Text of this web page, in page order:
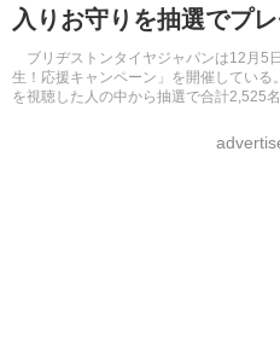
自由研究教材（小学生向け） 自由研究教
入りお守りを抽選でプ
ブリヂストンタイヤジャパンは12月5
生！応援キャンペーン」を開催してい
を視聴した人の中から抽選で合計2,525